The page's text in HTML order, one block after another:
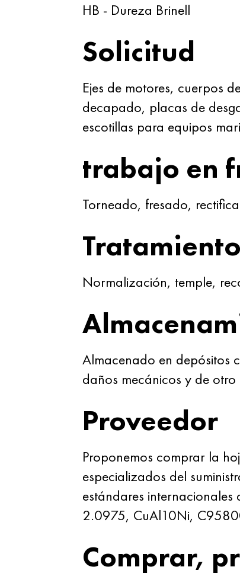
HB - Dureza Brinell
Solicitud
Ejes de motores, cuerpos
decapado, placas de
escotillas para equipos
trabajo en
Torneado, fresado,
Normalización, temple,
Almacenado en depósitos
daños mecánicos y de otro
Proveedor
Proponemos comprar la
especializados del
estándares
2.0975, CuAl10Ni,
Comprar,